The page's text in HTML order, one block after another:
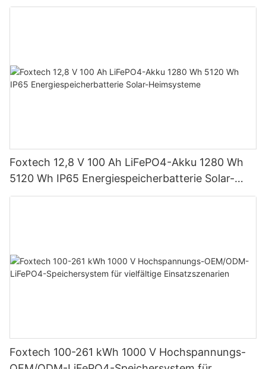
IP65 Energiespeicher
Foxtech 12,8 V 100 Ah LiFePO4-Akku 1280 Wh
5120 Wh IP65 Energiespeicherbatterie Solar-
Heimsysteme
Foxtech 100-261 kWh 1000 V Hochspannungs-